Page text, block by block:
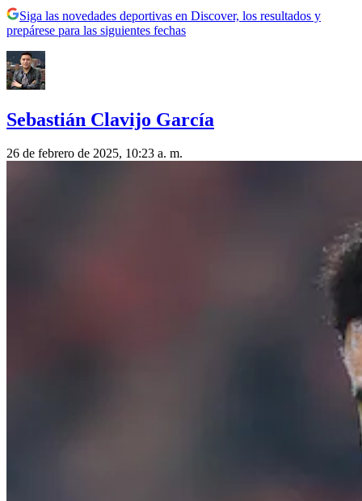
Siga las novedades deportivas en Discover, los resultados y
prepárese para las siguientes fechas
Sebastián Clavijo García
26 de febrero de 2025, 10:23 a. m.